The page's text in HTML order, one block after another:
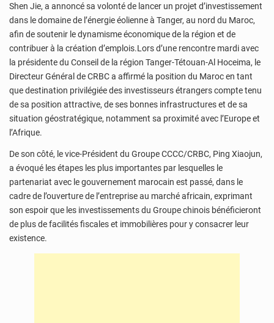
Shen Jie, a annoncé sa volonté de lancer un projet d’investissement
dans le domaine de l’énergie éolienne à Tanger, au nord du Maroc,
afin de soutenir le dynamisme économique de la région et de
contribuer à la création d’emplois.Lors d’une rencontre mardi avec
la présidente du Conseil de la région Tanger-Tétouan-Al Hoceima, le
Directeur Général de CRBC a affirmé la position du Maroc en tant
que destination privilégiée des investisseurs étrangers compte tenu
de sa position attractive, de ses bonnes infrastructures et de sa
situation géostratégique, notamment sa proximité avec l’Europe et
l’Afrique.
De son côté, le vice-Président du Groupe CCCC/CRBC, Ping Xiaojun,
a évoqué les étapes les plus importantes par lesquelles le
partenariat avec le gouvernement marocain est passé, dans le
cadre de l’ouverture de l’entreprise au marché africain, exprimant
son espoir que les investissements du Groupe chinois bénéficieront
de plus de facilités fiscales et immobilières pour y consacrer leur
existence.